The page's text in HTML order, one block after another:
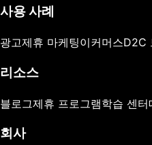
사용 사례
광고제휴 마케팅이커머스D2C
리소스
블로그제휴 프로그램학습 센터
회사